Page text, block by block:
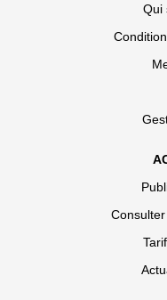
Qui